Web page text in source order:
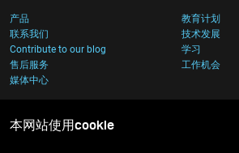
产品
教育计划
联系我们
技术发展
Contribute to our blog
学习
售后服务
工作机会
媒体中心
本网站使用cookie